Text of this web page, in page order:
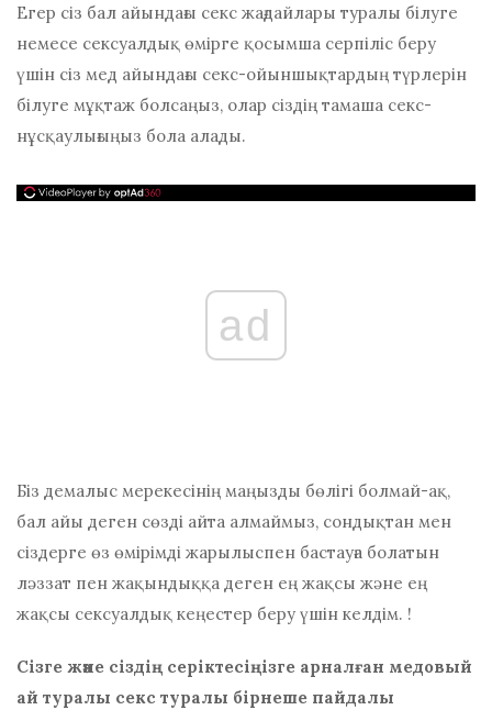
Егер сіз бал айындағы секс жағдайлары туралы білуге ​​
немесе сексуалдық өмірге қосымша серпіліс беру
үшін сіз мед айындағы секс-ойыншықтардың түрлерін
білуге ​​мұқтаж болсаңыз, олар сіздің тамаша секс-
нұсқаулығыңыз бола алады.
ad
Біз демалыс мерекесінің маңызды бөлігі болмай-ақ,
бал айы деген сөзді айта алмаймыз, сондықтан мен
сіздерге өз өмірімді жарылыспен бастауға болатын
ләззат пен жақындыққа деген ең жақсы және ең
жақсы сексуалдық кеңестер беру үшін келдім. !
Сізге және сіздің серіктесіңізге арналған медовый
ай туралы секс туралы бірнеше пайдалы